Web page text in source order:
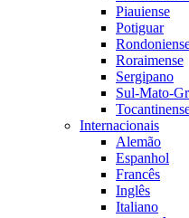
Piauiense
Potiguar
Roraimense
Sergipano
Sul-Mato-
Internacionais
Alemão
Espanhol
Francês
Inglês
Italiano